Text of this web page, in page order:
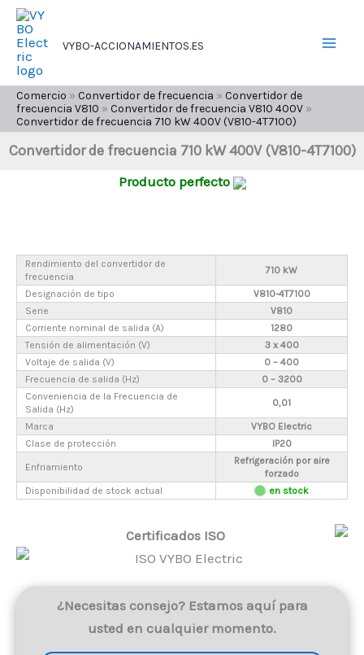
contenido
VYBO-ACCIONAMIENTOS.ES
Comercio » Convertidor de frecuencia » Convertidor de
frecuencia V810 » Convertidor de frecuencia V810 400V »
Convertidor de frecuencia 710 kW 400V (V810-4T7100)
Convertidor de frecuencia 710 kW 400V (V810-4T7100)
Producto perfecto
Rendimiento del convertidor de
frecuencia
710 kW
Designación de tipo
V810-4T7100
Serie
V810
Corriente nominal de salida (A)
1280
Tensión de alimentación (V)
3 x 400
Voltaje de salida (V)
0 – 400
Frecuencia de salida (Hz)
0 – 3200
Conveniencia de la Frecuencia de
Salida (Hz)
0,01
Marca
VYBO Electric
Clase de protección
IP20
Enfriamiento
Refrigeración por aire
forzado
Disponibilidad de stock actual
en stock
Certificados ISO
¿Necesitas consejo? Estamos aquí para
usted en cualquier momento.